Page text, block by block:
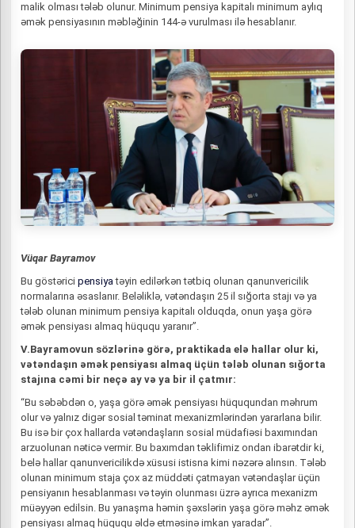
malik olması tələb olunur. Minimum pensiya kapitalı minimum aylıq
əmək pensiyasının məbləğinin 144-ə vurulması ilə hesablanır.
Vüqar Bayramov
Bu göstərici pensiya təyin edilərkən tətbiq olunan qanunvericilik
normalarına əsaslanır. Beləliklə, vətəndaşın 25 il sığorta stajı və ya
tələb olunan minimum pensiya kapitalı olduqda, onun yaşa görə
əmək pensiyası almaq hüququ yaranır”.
V.Bayramovun sözlərinə görə, praktikada elə hallar olur ki,
vətəndaşın əmək pensiyası almaq üçün tələb olunan sığorta
stajına cəmi bir neçə ay və ya bir il çatmır:
“Bu səbəbdən o, yaşa görə əmək pensiyası hüququndan məhrum
olur və yalnız digər sosial təminat mexanizmlərindən yararlana bilir.
Bu isə bir çox hallarda vətəndaşların sosial müdafiəsi baxımından
arzuolunan nəticə vermir. Bu baxımdan təklifimiz ondan ibarətdir ki,
belə hallar qanunvericilikdə xüsusi istisna kimi nəzərə alınsın. Tələb
olunan minimum staja çox az müddəti çatmayan vətəndaşlar üçün
pensiyanın hesablanması və təyin olunması üzrə ayrıca mexanizm
müəyyən edilsin. Bu yanaşma həmin şəxslərin yaşa görə məhz əmək
pensiyası almaq hüququ əldə etməsinə imkan yaradar”.